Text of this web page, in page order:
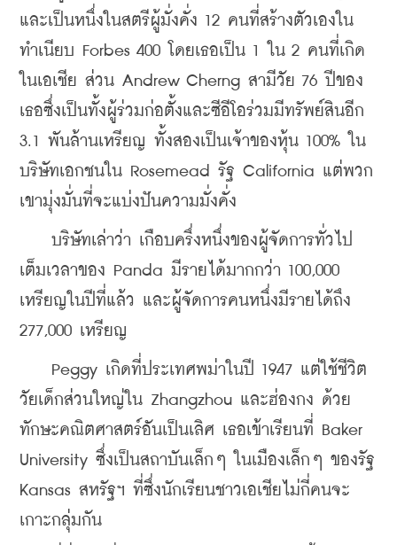
และเป็นหนึ่งในสตรีผู้มั่งคั่ง 12 คนที่สร้างตัวเองใน
ทำเนียบ Forbes 400 โดยเธอเป็น 1 ใน 2 คนที่เกิด
ในเอเชีย ส่วน Andrew Cherng สามีวัย 76 ปีของ
เธอซึ่งเป็นทั้งผู้ร่วมก่อตั้งและซีอีโอร่วมมีทรัพย์สินอีก
3.1 พันล้านเหรียญ ทั้งสองเป็นเจ้าของหุ้น 100% ใน
บริษัทเอกชนใน Rosemead รัฐ California แต่พวก
เขามุ่งมั่นที่จะแบ่งปันความมั่งคั่ง
บริษัทเล่าว่า เกือบครึ่งหนึ่งของผู้จัดการทั่วไป
เต็มเวลาของ Panda มีรายได้มากกว่า 100,000
เหรียญในปีที่แล้ว และผู้จัดการคนหนึ่งมีรายได้ถึง
277,000 เหรียญ
Peggy เกิดที่ประเทศพม่าในปี 1947 แต่ใช้ชีวิต
วัยเด็กส่วนใหญ่ใน Zhangzhou และฮ่องกง ด้วย
ทักษะคณิตศาสตร์อันเป็นเลิศ เธอเข้าเรียนที่ Baker
University ซึ่งเป็นสถาบันเล็กๆ ในเมืองเล็กๆ ของรัฐ
Kansas สหรัฐฯ ที่ซึ่งนักเรียนชาวเอเชียไม่กี่คนจะ
เกาะกลุ่มกัน